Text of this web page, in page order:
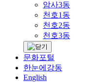
암사3동
천호1동
천호2동
천호3동
문화포털
한눈에강동
English